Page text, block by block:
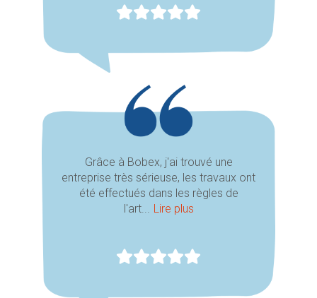
Grâce à Bobex, j'ai trouvé une
entreprise très sérieuse, les travaux ont
été effectués dans les règles de
l'art... Lire plus